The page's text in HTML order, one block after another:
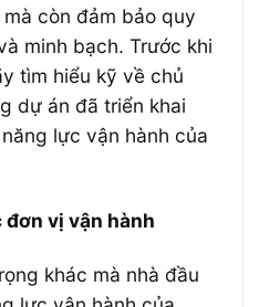
còn đảm bảo quy
minh bạch. Trước khi
tìm hiểu kỹ về chủ
dự án đã triển khai
lực vận hành của
vị vận hành
khác mà nhà đầu